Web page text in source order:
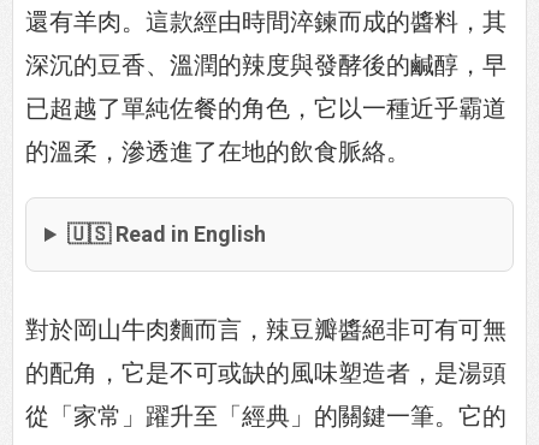
還有羊肉。這款經由時間淬鍊而成的醬料，其
深沉的豆香、溫潤的辣度與發酵後的鹹醇，早
已超越了單純佐餐的角色，它以一種近乎霸道
的溫柔，滲透進了在地的飲食脈絡。
🇺🇸 Read in English
對於岡山牛肉麵而言，辣豆瓣醬絕非可有可無
的配角，它是不可或缺的風味塑造者，是湯頭
從「家常」躍升至「經典」的關鍵一筆。它的